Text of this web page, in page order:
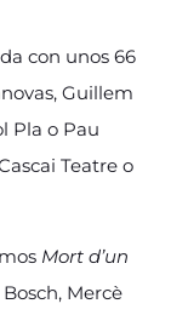
con unos 66
Guillem
Pla o Pau
Teatre o
Mort d’un
Mercè